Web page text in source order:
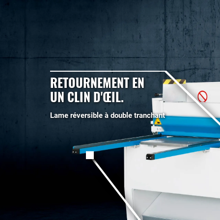
RETOURNEMENT EN
UN CLIN D'ŒIL.
Lame réversible à double tranchant